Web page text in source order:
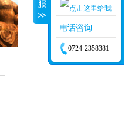
0724-2358381